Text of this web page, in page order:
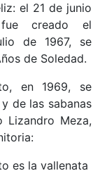
el 21 de junio
creado el
de 1967, se
de Soledad.
en 1969, se
de las sabanas
Lizandro Meza,
es la vallenata